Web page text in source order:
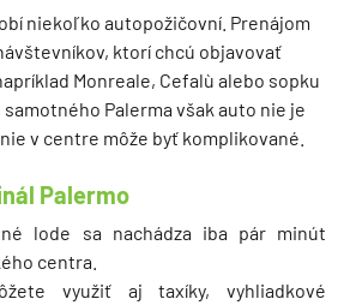
niekoľko autopožičovní. Prenájom
ktorí chcú objavovať
Monreale, Cefalù alebo sopku
Palerma však auto nie je
v centre môže byť komplikované.
Palermo
lode sa nachádza iba pár minút
centra.
využiť aj taxíky, vyhliadkové